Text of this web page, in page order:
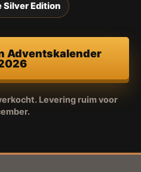
Silver Edition
Adventskalender
Levering ruim voor